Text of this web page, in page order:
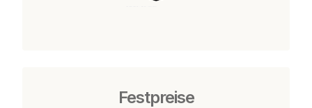
Festpreise